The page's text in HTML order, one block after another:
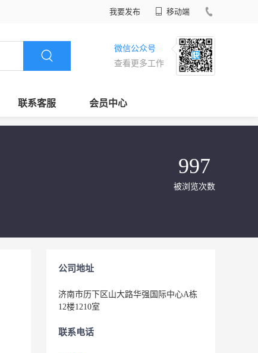
我要发布 移动端
微信公众号
查看更多工作
联系客服 会员中心
997
被浏览次数
公司地址
济南市历下区山大路华强国际中心A栋
12楼1210室
联系电话